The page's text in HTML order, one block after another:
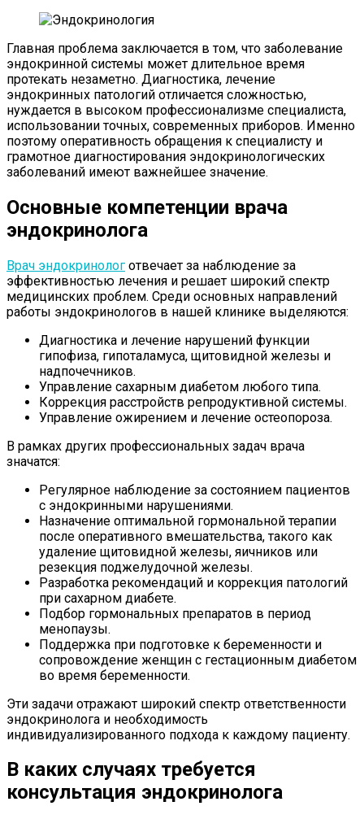
Главная проблема заключается в том, что заболевание
эндокринной системы может длительное время
протекать незаметно. Диагностика, лечение
эндокринных патологий отличается сложностью,
нуждается в высоком профессионализме специалиста,
использовании точных, современных приборов. Именно
поэтому оперативность обращения к специалисту и
грамотное диагностирования эндокринологических
заболеваний имеют важнейшее значение.
Основные компетенции врача
эндокринолога
Врач эндокринолог отвечает за наблюдение за
эффективностью лечения и решает широкий спектр
медицинских проблем. Среди основных направлений
работы эндокринологов в нашей клинике выделяются:
Диагностика и лечение нарушений функции
гипофиза, гипоталамуса, щитовидной железы и
надпочечников.
Управление сахарным диабетом любого типа.
Коррекция расстройств репродуктивной системы.
Управление ожирением и лечение остеопороза.
В рамках других профессиональных задач врача
значатся:
Регулярное наблюдение за состоянием пациентов
с эндокринными нарушениями.
Назначение оптимальной гормональной терапии
после оперативного вмешательства, такого как
удаление щитовидной железы, яичников или
резекция поджелудочной железы.
Разработка рекомендаций и коррекция патологий
при сахарном диабете.
Подбор гормональных препаратов в период
менопаузы.
Поддержка при подготовке к беременности и
сопровождение женщин с гестационным диабетом
во время беременности.
Эти задачи отражают широкий спектр ответственности
эндокринолога и необходимость
индивидуализированного подхода к каждому пациенту.
В каких случаях требуется
консультация эндокринолога